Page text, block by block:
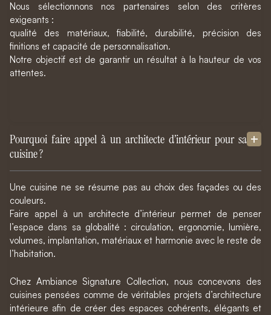
Nous sélectionnons nos partenaires selon des critères
exigeants :
qualité des matériaux, fiabilité, durabilité, précision des
finitions et capacité de personnalisation.
Notre objectif est de garantir un résultat à la hauteur de vos
attentes.
Pourquoi faire appel à un architecte d’intérieur pour sa
cuisine ?
Une cuisine ne se résume pas au choix des façades ou des
couleurs.
Faire appel à un architecte d’intérieur permet de penser
l’espace dans sa globalité : circulation, ergonomie, lumière,
volumes, implantation, matériaux et harmonie avec le reste de
l’habitation.
Chez Ambiance Signature Collection, nous concevons des
cuisines pensées comme de véritables projets d’architecture
intérieure afin de créer des espaces cohérents, élégants et